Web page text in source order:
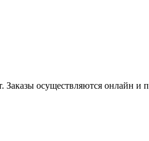
Заказы осуществляются онлайн и